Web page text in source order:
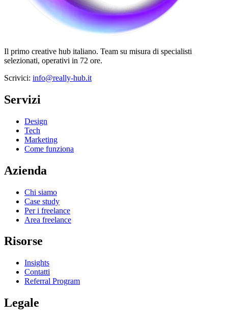
Il primo creative hub italiano. Team su misura di specialisti
selezionati, operativi in 72 ore.
Scrivici: info@really-hub.it
Servizi
Design
Tech
Marketing
Come funziona
Azienda
Chi siamo
Case study
Per i freelance
Area freelance
Risorse
Insights
Contatti
Referral Program
Legale